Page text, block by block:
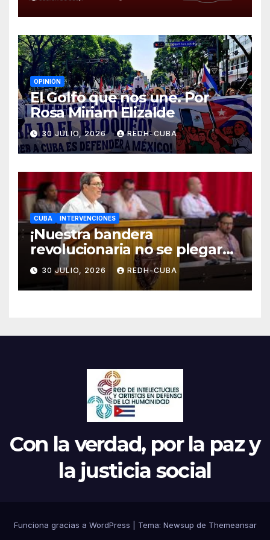
el castigo colectivo al pueblo
cubano!
OPINIÓN
El Golfo que nos une. Por
Rosa Miriam Elizalde
30 JULIO, 2026 REDH-CUBA
CUBA INTERVENCIONES
¡Nuestra bandera
revolucionaria no se plegará
jamás! Por Bruno Rodríguez
Parrilla
30 JULIO, 2026 REDH-CUBA
Con la verdad, por la paz y
la justicia social
Funciona gracias a WordPress Tema: Newsup de Themeansar